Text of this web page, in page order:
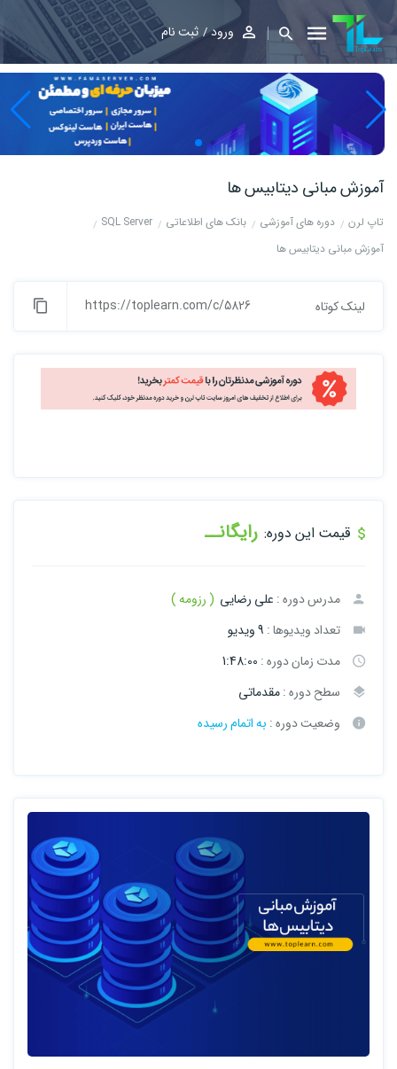
ورود ثبت نام
آموزش مبانی دیتابیس ها
تاپ لرن دوره های آموزشی بانک های اطلاعاتی
SQL Server
آموزش مبانی دیتابیس ها
لینک کوتاه https://toplearn.com/c/5826
قیمت این دوره: رایگانــ
مدرس دوره : علی رضایی ( رزومه )
تعداد ویدیوها : 9 ویدیو
مدت زمان دوره : 1:48:00
سطح دوره :مقدماتی
وضعیت دوره : به اتمام رسیده